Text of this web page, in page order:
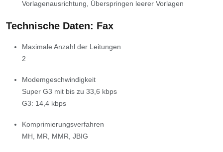
Vorlagenausrichtung, Überspringen leerer Vorlagen
Technische Daten: Fax
Maximale Anzahl der Leitungen
2
Modemgeschwindigkeit
Super G3 mit bis zu 33,6 kbps
G3: 14,4 kbps
Komprimierungsverfahren
MH, MR, MMR, JBIG